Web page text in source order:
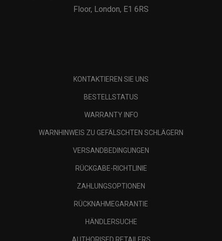
Floor, London, E1 6RS
KONTAKTIEREN SIE UNS
BESTELLSTATUS
WARRANTY INFO
WARNHINWEIS ZU GEFÄLSCHTEN SCHLÄGERN
VERSANDBEDINGUNGEN
RÜCKGABE-RICHTLINIE
ZAHLUNGSOPTIONEN
RÜCKNAHMEGARANTIE
HÄNDLERSUCHE